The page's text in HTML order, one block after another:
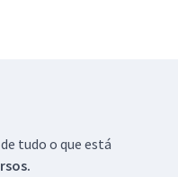
tudo o que está